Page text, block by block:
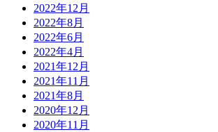
2022年12月
2022年8月
2022年6月
2022年4月
2021年12月
2021年11月
2021年8月
2020年12月
2020年11月